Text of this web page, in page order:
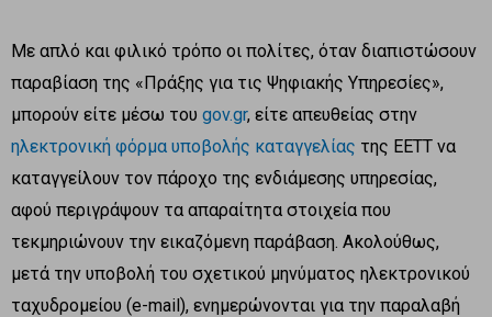
Με απλό και φιλικό τρόπο οι πολίτες, όταν διαπιστώσουν
παραβίαση της «Πράξης για τις Ψηφιακής Υπηρεσίες»,
μπορούν είτε μέσω του gov.gr, είτε απευθείας στην
ηλεκτρονική φόρμα υποβολής καταγγελίας της ΕΕΤΤ να
καταγγείλουν τον πάροχο της ενδιάμεσης υπηρεσίας,
αφού περιγράψουν τα απαραίτητα στοιχεία που
τεκμηριώνουν την εικαζόμενη παράβαση. Ακολούθως,
μετά την υποβολή του σχετικού μηνύματος ηλεκτρονικού
ταχυδρομείου (e-mail), ενημερώνονται για την παραλαβή